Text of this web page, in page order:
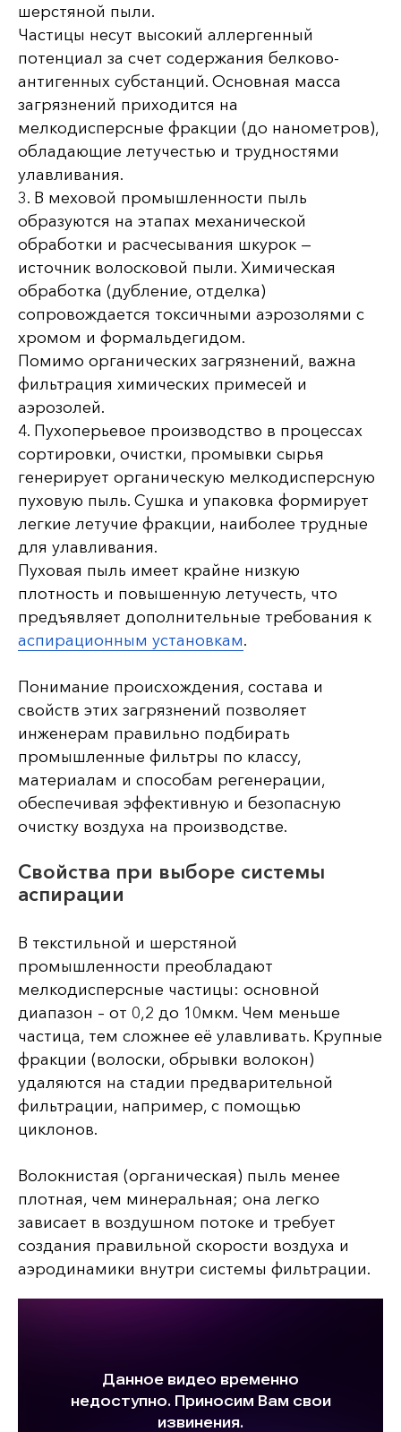
шерстяной пыли.
Частицы несут высокий аллергенный
потенциал за счет содержания белково-
антигенных субстанций. Основная масса
загрязнений приходится на
мелкодисперсные фракции (до нанометров),
обладающие летучестью и трудностями
улавливания.
3. В меховой промышленности пыль
образуются на этапах механической
обработки и расчесывания шкурок —
источник волосковой пыли. Химическая
обработка (дубление, отделка)
сопровождается токсичными аэрозолями с
хромом и формальдегидом.
Помимо органических загрязнений, важна
фильтрация химических примесей и
аэрозолей.
4. Пухоперьевое производство в процессах
сортировки, очистки, промывки сырья
генерирует органическую мелкодисперсную
пуховую пыль. Сушка и упаковка формирует
легкие летучие фракции, наиболее трудные
для улавливания.
Пуховая пыль имеет крайне низкую
плотность и повышенную летучесть, что
предъявляет дополнительные требования к
аспирационным установкам.
Понимание происхождения, состава и
свойств этих загрязнений позволяет
инженерам правильно подбирать
промышленные фильтры по классу,
материалам и способам регенерации,
обеспечивая эффективную и безопасную
очистку воздуха на производстве.
Свойства при выборе системы
аспирации
В текстильной и шерстяной
промышленности преобладают
мелкодисперсные частицы: основной
диапазон – от 0,2 до 10мкм. Чем меньше
частица, тем сложнее её улавливать. Крупные
фракции (волоски, обрывки волокон)
удаляются на стадии предварительной
фильтрации, например, с помощью
циклонов.
Волокнистая (органическая) пыль менее
плотная, чем минеральная; она легко
зависает в воздушном потоке и требует
создания правильной скорости воздуха и
аэродинамики внутри системы фильтрации.